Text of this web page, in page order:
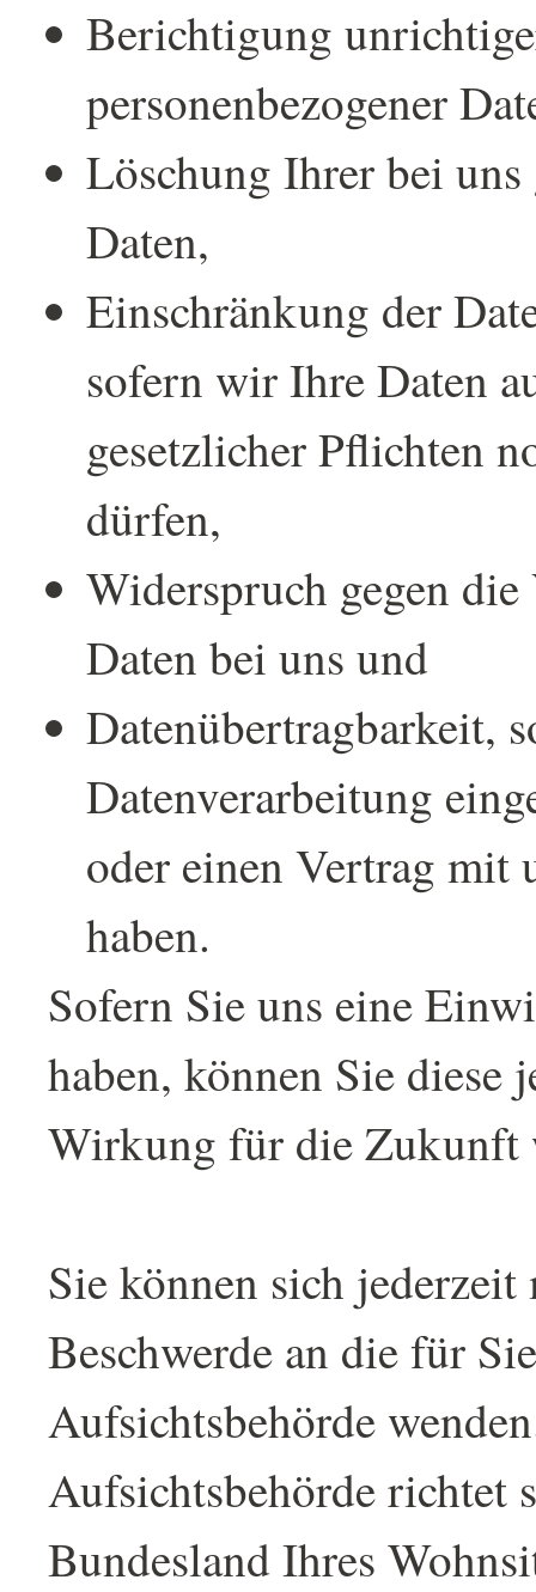
Berichtigung
personenbezogener
Löschung Ihrer bei uns
Daten,
Einschränkung der
sofern wir Ihre Daten
gesetzlicher Pflichten
dürfen,
Widerspruch gegen
Daten bei uns und
Datenübertragbarkeit,
Datenverarbeitung
oder einen Vertrag mit
haben.
Sofern Sie uns eine
haben, können Sie diese
Wirkung für die Zukunft
Sie können sich
Beschwerde an die für
Aufsichtsbehörde
Aufsichtsbehörde richtet
Bundesland Ihres